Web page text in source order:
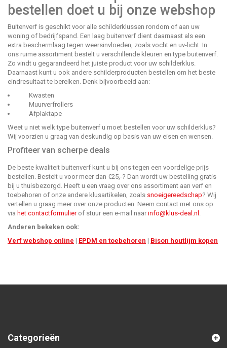
bestellen doet u bij onze webshop
Buitenverf is geschikt voor alle schilderklussen rondom of aan uw
woning of bedrijfspand. Een laag buitenverf dient daarnaast als een
extra beschermlaag tegen weersinvloeden, zoals vocht en uv-licht. In
ons ruime assortiment bestelt u verschillende kleuren en type buitenverf.
Zo vindt u gegarandeerd het juiste product voor uw schilderklus.
Daarnaast kunt u ook andere schilderproducten bestellen om het beste
eindresultaat te bereiken. Denk bijvoorbeeld aan:
Kwasten
Muurverfrollers
Afplaktape
Weet u niet welk type buitenverf u moet bestellen voor uw schilderklus?
Wij voorzien u graag van deskundig op basis van uw eisen en wensen.
Profiteer van scherpe deals
De beste kwaliteit buitenverf kunt u bij ons tegen een voordelige prijs
bestellen. Bestelt u voor meer dan €25,-? Dan wordt uw bestelling gratis
bij u thuisbezorgd. Heeft u een vraag over ons assortiment aan verf en
toebehoren of onze andere klusartikelen, zoals snoeigereedschap? Wij
vertellen u graag meer over onze producten. Neem contact met ons op
via het contactformulierof stuur een e-mail naar info@klus-deal.nl .
Anderen bekeken ook:
Verf webshop online | EPDM en toebehoren | Bison houtlijm kopen
Categorieën